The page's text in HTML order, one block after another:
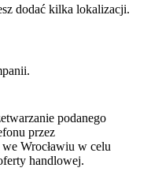
dodać kilka lokalizacji.
podanego
przez
Wrocławiu w celu
handlowej.